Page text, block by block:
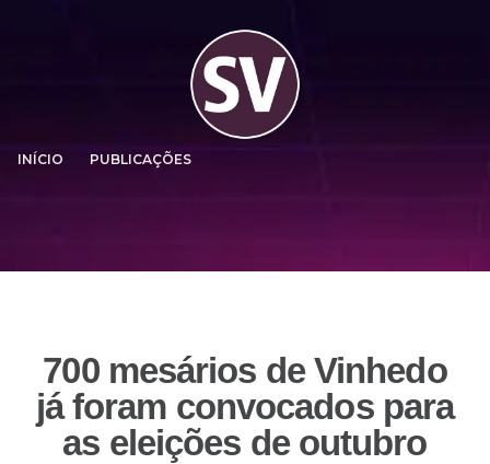
INÍCIO PUBLICAÇÕES
700 mesários de Vinhedo
já foram convocados para
as eleições de outubro